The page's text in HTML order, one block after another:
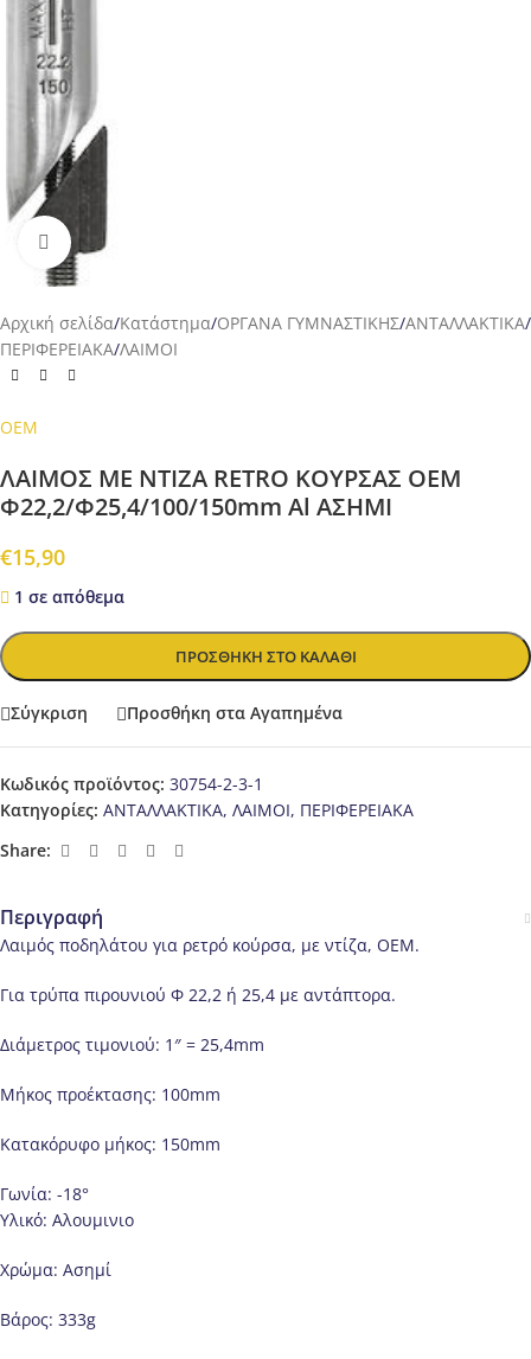
Προβολή
Αρχική σελίδα/Κατάστημα/ΟΡΓΑΝΑ ΓΥΜΝΑΣΤΙΚΗΣ/ΑΝΤΑΛΛΑΚΤΙΚΑ/
ΠΕΡΙΦΕΡΕΙΑΚΑ/ΛΑΙΜΟΙ
OEM
ΛΑΙΜΟΣ ΜΕ ΝΤΙΖΑ RETRO ΚΟΥΡΣΑΣ ΟΕΜ
Φ22,2/Φ25,4/100/150mm Al ΑΣΗΜΙ
€15,90
1 σε απόθεμα
ΠΡΟΣΘΉΚΗ ΣΤΟ ΚΑΛΆΘΙ
Σύγκριση Προσθήκη στα Αγαπημένα
Κωδικός προϊόντος: 30754-2-3-1
Κατηγορίες: ΑΝΤΑΛΛΑΚΤΙΚΑ, ΛΑΙΜΟΙ, ΠΕΡΙΦΕΡΕΙΑΚΑ
Share:
Περιγραφή
Λαιμός ποδηλάτου για ρετρό κούρσα, με ντίζα, ΟΕΜ.
Για τρύπα πιρουνιού Φ 22,2 ή 25,4 με αντάπτορα.
Διάμετρος τιμονιού: 1″ = 25,4mm
Μήκος προέκτασης: 100mm
Κατακόρυφο μήκος: 150mm
Γωνία: -18°
Υλικό: Αλουμινιο
Χρώμα: Ασημί
Βάρος: 333g